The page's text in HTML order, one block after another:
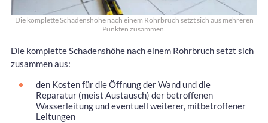
Die komplette Schadenshöhe nach einem Rohrbruch setzt sich aus mehreren
Punkten zusammen.
Die komplette Schadenshöhe nach einem Rohrbruch setzt sich
zusammen aus:
den Kosten für die Öffnung der Wand und die
Reparatur (meist Austausch) der betroffenen
Wasserleitung und eventuell weiterer, mitbetroffener
Leitungen